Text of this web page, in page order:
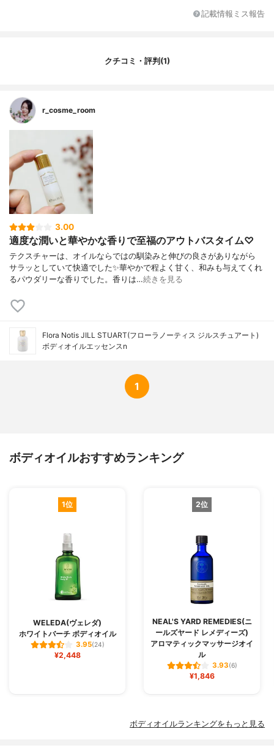
コフェロール、ブドウ種子油、ホホバ種子
ス-30、水、フェノキシエタノール
記載情報ミス報告
クチコミ・評判(1)
r_cosme_room
3.00
適度な潤いと華やかな香りで至福のアウトバスタイム♡
テクスチャーは、オイルならではの馴染みと伸びの良さがありながら
サラッとしていて快適でした✨華やかで程よく甘く、和みも与えてくれ
るパウダリーな香りでした。香りは…続きを見る
Flora Notis JILL STUART(フローラノーティス ジルスチュアート)
ボディオイルエッセンスn
1
ボディオイルおすすめランキング
1位
WELEDA(ヴェレダ)
ホワイトバーチ ボディオイル
3.95(24)
¥2,448
2位
NEAL'S YARD REMEDIES(ニ
ールズヤード レメディーズ)
アロマティックマッサージオイ
ル
3.93(6)
¥1,846
ボディオイルランキングをもっと見る